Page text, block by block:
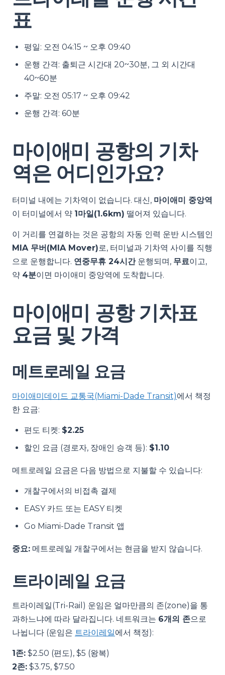
표
평일: 오전 04:15 ~ 오후 09:40
운행 간격: 출퇴근 시간대 20~30분, 그 외 시간대
40~60분
주말: 오전 05:17 ~ 오후 09:42
운행 간격: 60분
마이애미 공항의 기차
역은 어디인가요?
터미널 내에는 기차역이 없습니다. 대신, 마이애미 중앙역
이 터미널에서 약 1마일(1.6km) 떨어져 있습니다.
이 거리를 연결하는 것은 공항의 자동 인력 운반 시스템인
MIA 무버(MIA Mover)로, 터미널과 기차역 사이를 직행
으로 운행합니다. 연중무휴 24시간운행되며, 무료이고,
약 4분이면 마이애미 중앙역에 도착합니다.
마이애미 공항 기차표
요금 및 가격
메트로레일 요금
마이애미데이드 교통국(Miami-Dade Transit)에서 책정
한 요금:
편도 티켓: $2.25
할인 요금 (경로자, 장애인 승객 등): $1.10
메트로레일 요금은 다음 방법으로 지불할 수 있습니다:
개찰구에서의 비접촉 결제
EASY 카드 또는 EASY 티켓
Go Miami-Dade Transit 앱
중요: 메트로레일 개찰구에서는 현금을 받지 않습니다.
트라이레일 요금
트라이레일(Tri-Rail) 운임은 얼마만큼의 존(zone)을 통
과하느냐에 따라 달라집니다. 네트워크는 6개의 존으로
나뉩니다 (운임은 트라이레일에서 책정):
1존: $2.50 (편도), $5 (왕복)
2존: $3.75, $7.50